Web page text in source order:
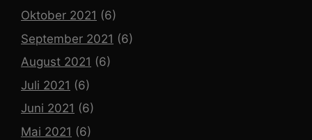
Oktober 2021 (6)
September 2021 (6)
August 2021 (6)
Juli 2021 (6)
Juni 2021 (6)
Mai 2021 (6)